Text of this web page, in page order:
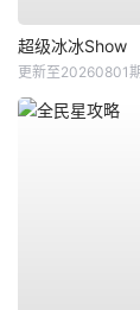
超级冰冰Show
更新至20260801期